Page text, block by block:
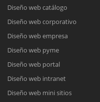
Diseño web catálogo
Diseño web corporativo
Diseño web empresa
Diseño web pyme
Diseño web portal
Diseño web intranet
Diseño web mini sitios